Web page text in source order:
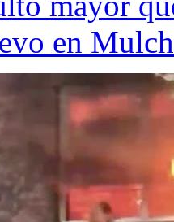
en